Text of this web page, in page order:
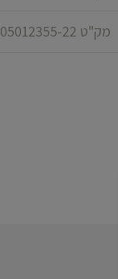
מק"ט 05012355-22